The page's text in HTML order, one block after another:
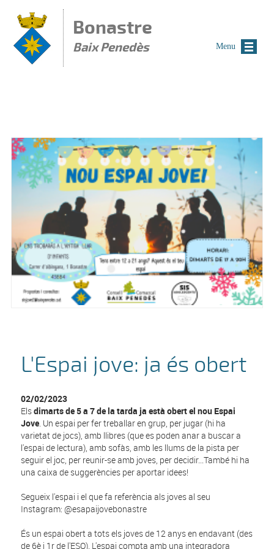
Bonastre
Baix Penedès
L'Espai jove: ja és obert
02/02/2023
Elsdimarts de 5 a 7 de la tarda ja està obert el nou Espai
Jove. Un espai per fer treballar en grup, per jugar (hi ha
varietat de jocs), amb llibres (que es poden anar a buscar a
l'espai de lectura), amb sofàs, amb les llums de la pista per
seguir el joc, per reunir-se amb joves, per decidir...També hi ha
una caixa de suggerències per aportar idees!
Segueix l'espai i el que fa referència als joves al seu
Instagram: @esapaijovebonastre
És un espai obert a tots els joves de 12 anys en endavant (des
de 6è i 1r de l'ESO). L'espai compta amb una integradora
Menu